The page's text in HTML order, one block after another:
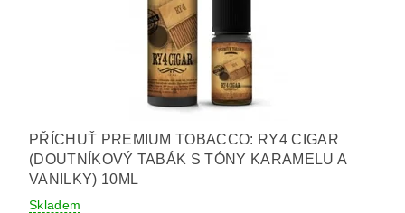
PŘÍCHUŤ PREMIUM TOBACCO: RY4 CIGAR
(DOUTNÍKOVÝ TABÁK S TÓNY KARAMELU A
VANILKY) 10ML
Skladem